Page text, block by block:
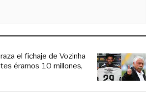
el fichaje de Vozinha
éramos 10 millones,